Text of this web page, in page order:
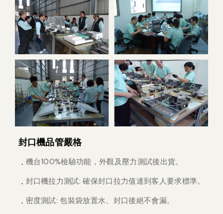
封口機品管嚴格
機台100%檢驗功能，外觀及壓力測試後出貨。
封口機拉力測試: 確保封口拉力值達到客人要求標準。
密度測試: 包裝袋放置水、封口後絕不會漏。